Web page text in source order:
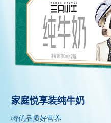
家庭悦享装纯牛奶
特优品质好营养